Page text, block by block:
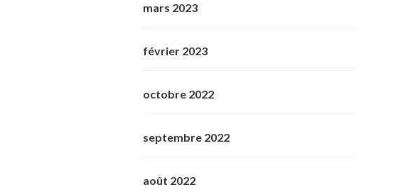
mars 2023
février 2023
octobre 2022
septembre 2022
août 2022